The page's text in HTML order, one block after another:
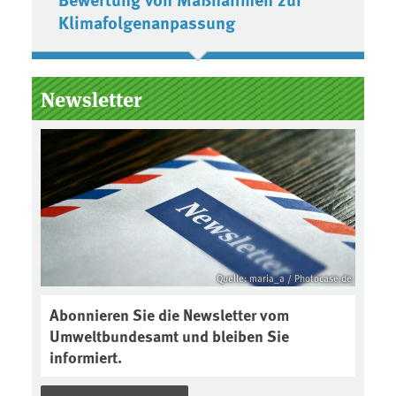
Klimafolgenanpassung
Newsletter
Quelle: maria_a / Photocase.de
Abonnieren Sie die Newsletter vom
Umweltbundesamt und bleiben Sie
informiert.